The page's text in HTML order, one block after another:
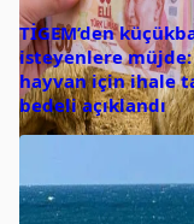
TİGEM’den
isteyenlere
hayvan için ihale
bedeli açıklandı